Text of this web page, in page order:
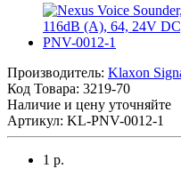
Производитель: Klaxon
Код Товара: 3219-70
Наличие и цену уточняйте
Артикул: KL-PNV-0012-1
1 р.